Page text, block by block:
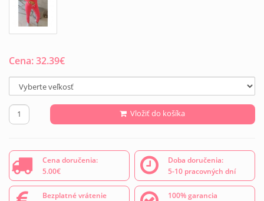
Cena:32.39€
Vložiť do košíka
Cena doručenia:
5.00€
Doba doručenia:
5-10 pracovných dní
Bezplatné vrátenie
100% garancia